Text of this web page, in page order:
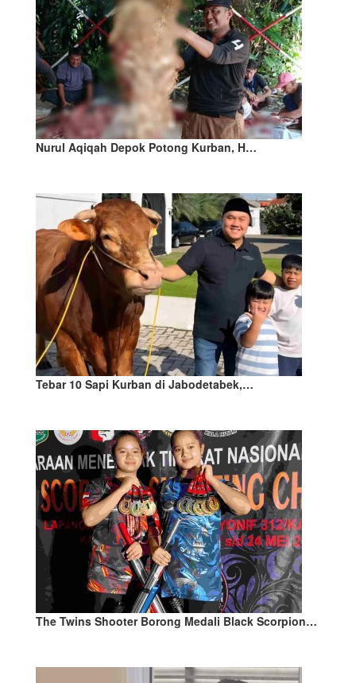
Nurul Aqiqah Depok Potong Kurban, H…
Tebar 10 Sapi Kurban di Jabodetabek,…
The Twins Shooter Borong Medali Black Scorpion…